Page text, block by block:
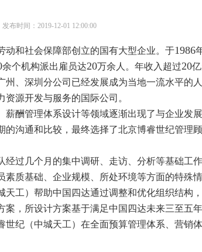
发布时间：2019-12-01 12:00:00
动和社会保障部创立的国有大型企业。于1986
余个机构派出雇员达20万余人。年收入超过20
、深圳分公司已经发展成为当地一流水平的
源开发与服务的国际公司。
酬管理体系设计等领域逐渐出现了与企业发
沟通和比较，最终选择了北京博睿世纪管理
过几个月的集中调研、走访、分析等基础工
质基础、企业规模、所处环境等方面的特殊
工）帮助中国四达通过调整和优化组织结构
，所设计方案基于满足中国四达未来三至五
纪（中城天工）在全面预算管理体系、营销